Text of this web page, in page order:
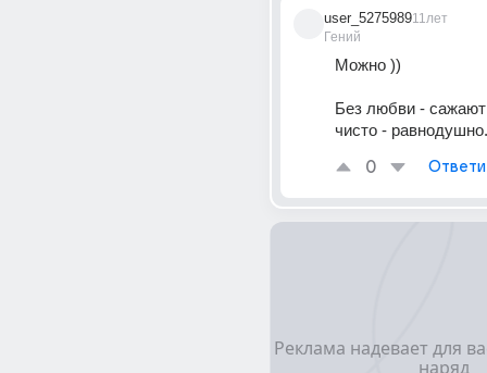
user_5275989
Гений
11лет
Можно ))
Без любви -
чисто - равнодушно.
0